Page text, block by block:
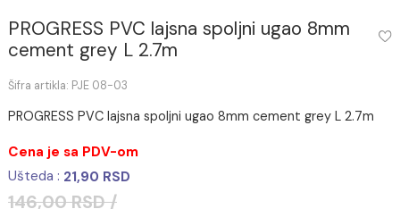
PROGRESS PVC lajsna spoljni ugao 8mm
cement grey L 2.7m
PROGRESS PVC lajsna spoljni ugao 8mm cement grey L